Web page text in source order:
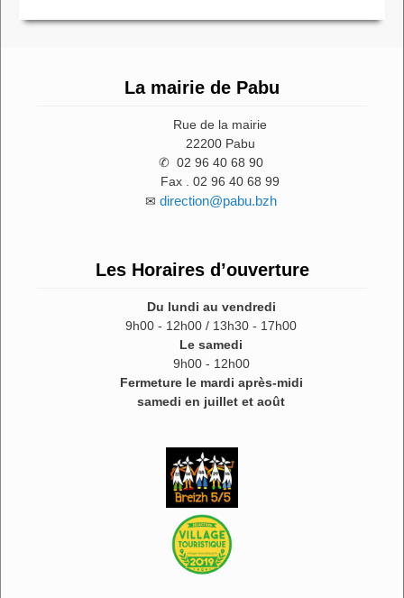
La mairie de Pabu
Rue de la mairie
22200 Pabu
✆ 02 96 40 68 90
Fax . 02 96 40 68 99
✉ direction@pabu.bzh
Les Horaires d’ouverture
Du lundi au vendredi
9h00 - 12h00 / 13h30 - 17h00
Le samedi
9h00 - 12h00
Fermeture le mardi après-midi
samedi en juillet et août